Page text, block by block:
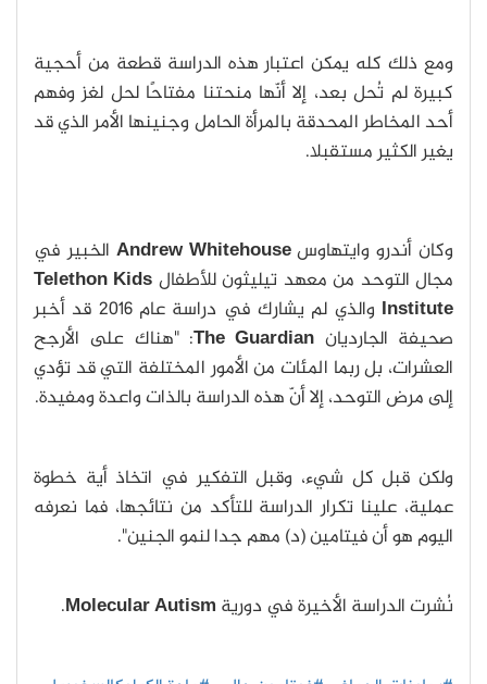
ومع ذلك كله يمكن اعتبار هذه الدراسة قطعة من أحجية
كبيرة لم تُحل بعد، إلا أنّها منحتنا مفتاحًا لحل لغز وفهم
أحد المخاطر المحدقة بالمرأة الحامل وجنينها الأمر الذي قد
يغير الكثير مستقبلا.
وكان أندرو وايتهاوسAndrew Whitehouse الخبير في
مجال التوحد من معهد تيليثون للأطفال Telethon Kids
Institute
والذي لم يشارك في دراسة عام 2016 قد أخبر
صحيفة الجارديان The Guardian: "هناك على الأرجح
العشرات، بل ربما المئات من الأمور المختلفة التي قد تؤدي
إلى مرض التوحد، إلا أنّ هذه الدراسة بالذات واعدة ومفيدة.
ولكن قبل كل شيء، وقبل التفكير في اتخاذ أية خطوة
عملية، علينا تكرار الدراسة للتأكد من نتائجها، فما نعرفه
اليوم هو أن فيتامين (د) مهم جدا لنمو الجنين".
نُشرت الدراسة الأخيرة في دورية Molecular Autism
.